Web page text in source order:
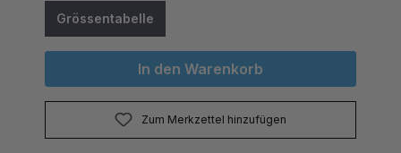
In den Warenkorb
Zum Merkzettel hinzufügen